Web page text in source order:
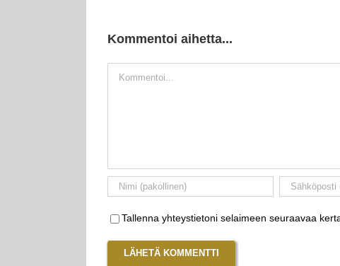
Kommentoi aihetta...
Tallenna yhteystietoni selaimeen seuraavaa